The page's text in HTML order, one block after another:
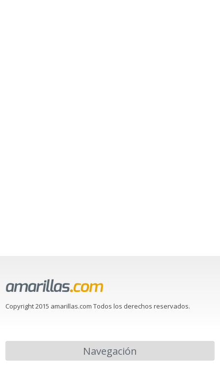
Copyright 2015 amarillas.com Todos los derechos reservados.
Navegación